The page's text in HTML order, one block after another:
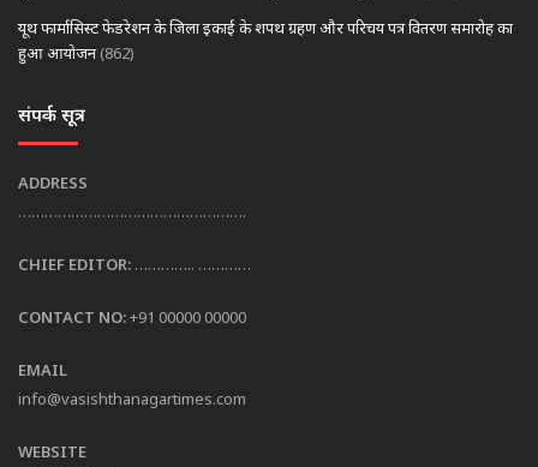
यूथ फार्मासिस्ट फेडरेशन के जिला इकाई के शपथ ग्रहण और परिचय पत्र वितरण समारोह का
हुआ आयोजन (862)
संपर्क सूत्र
ADDRESS
…………………………………………….
CHIEF EDITOR: ………….. …………
CONTACT NO:+91 00000 00000
EMAIL
info@vasishthanagartimes.com
WEBSITE